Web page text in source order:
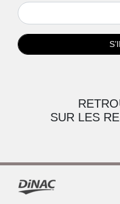
SUR LES